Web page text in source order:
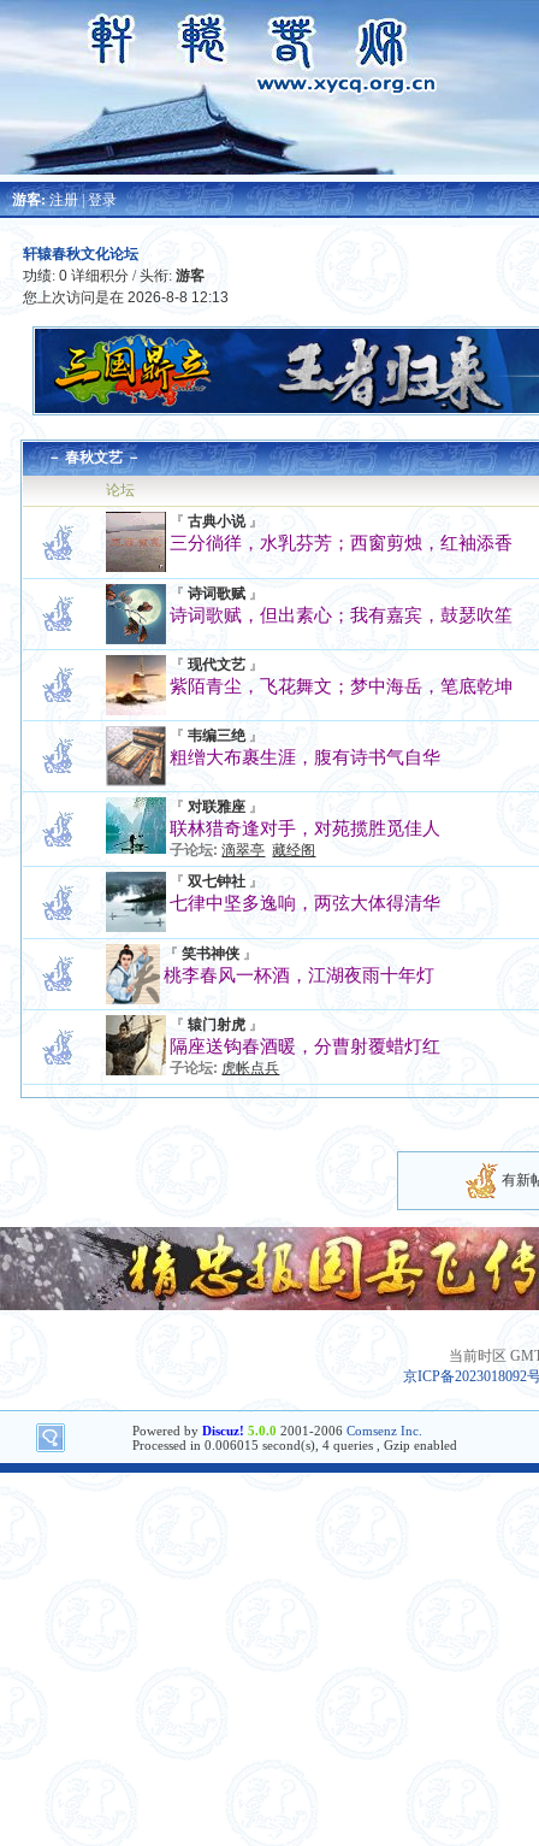
游客:注册|登录
轩辕春秋文化论坛
功绩:0 详细积分 / 头衔:游客
您上次访问是在2026-8-8 12:13
－春秋文艺－
论坛
『古典小说』
三分徜徉，水乳芬芳；西窗剪烛，红袖添香
『诗词歌赋 』
诗词歌赋，但出素心；我有嘉宾，鼓瑟吹笙
『现代文艺 』
紫陌青尘，飞花舞文；梦中海岳，笔底乾坤
『韦编三绝』
粗缯大布裹生涯，腹有诗书气自华
『对联雅座 』
联林猎奇逢对手，对苑揽胜觅佳人
子论坛: 滴翠亭 藏经阁
『双七钟社 』
七律中坚多逸响，两弦大体得清华
『笑书神侠 』
桃李春风一杯酒，江湖夜雨十年灯
『辕门射虎 』
隔座送钩春酒暖，分曹射覆蜡灯红
子论坛: 虎帐点兵
有新
当前时区
京ICP备2023018092
Powered by Discuz! 5.0.0 2001-2006 Comsenz Inc.
Processed in 0.006015 second(s), 4 queries , Gzip enabled